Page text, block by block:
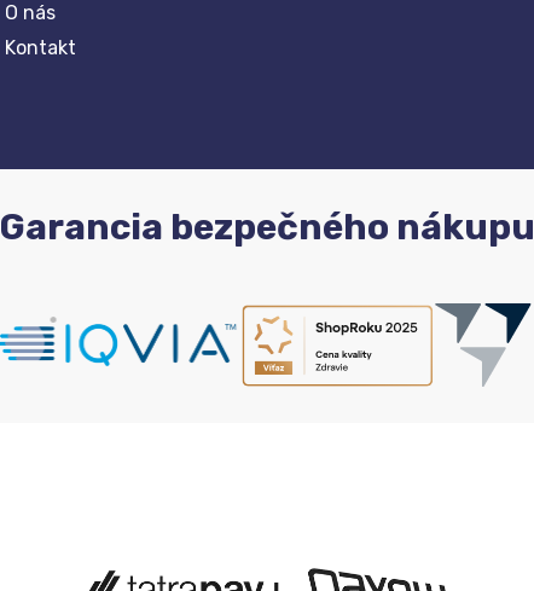
O nás
Kontakt
Garancia bezpečného nákupu